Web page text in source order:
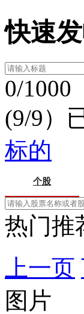
快速
0/1000
(9/9）
标的
个股
热门推
上一页
图片